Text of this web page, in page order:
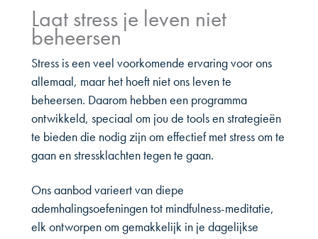
Laat stress je leven niet
beheersen
Stress is een veel voorkomende ervaring voor ons
allemaal, maar het hoeft niet ons leven te
beheersen. Daarom hebben een programma
ontwikkeld, speciaal om jou de tools en strategieën
te bieden die nodig zijn om effectief met stress om te
gaan en stressklachten tegen te gaan.
Ons aanbod varieert van diepe
ademhalingsoefeningen tot mindfulness-meditatie,
elk ontworpen om gemakkelijk in je dagelijkse